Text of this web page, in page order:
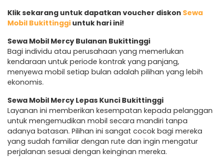
Klik sekarang untuk dapatkan voucher diskon Sewa
Mobil Bukittinggi untuk hari ini!
Sewa Mobil Mercy Bulanan Bukittinggi
Bagi individu atau perusahaan yang memerlukan
kendaraan untuk periode kontrak yang panjang,
menyewa mobil setiap bulan adalah pilihan yang lebih
ekonomis.
Sewa Mobil Mercy Lepas Kunci Bukittinggi
Layanan ini memberikan kesempatan kepada pelanggan
untuk mengemudikan mobil secara mandiri tanpa
adanya batasan. Pilihan ini sangat cocok bagi mereka
yang sudah familiar dengan rute dan ingin mengatur
perjalanan sesuai dengan keinginan mereka.